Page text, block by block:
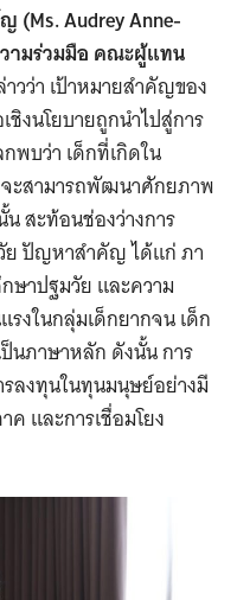
(Ms. Audrey Anne-
ามร่วมมือ คณะผู้แทน
วว่า เป้าหมายสำคัญของ
งนโยบายถูกนำไปสู่การ
พบว่า เด็กที่เกิดใน
จะสามารถพัฒนาศักยภาพ
สะท้อนช่องว่างการ
ปัญหาสำคัญ ได้แก่ ภา
ษาปฐมวัย และความ
รงในกลุ่มเด็กยากจน เด็ก
นภาษาหลัก ดังนั้น การ
ลงทุนในทุนมนุษย์อย่างมี
และการเชื่อมโยง